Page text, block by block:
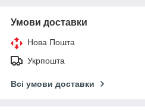
Умови доставки
Нова Пошта
Укрпошта
Всі умови доставки